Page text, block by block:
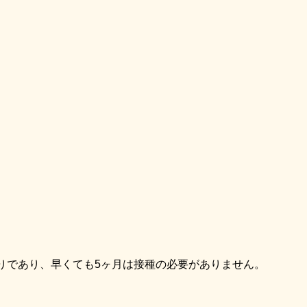
あり、早くても5ヶ月は接種の必要がありません。